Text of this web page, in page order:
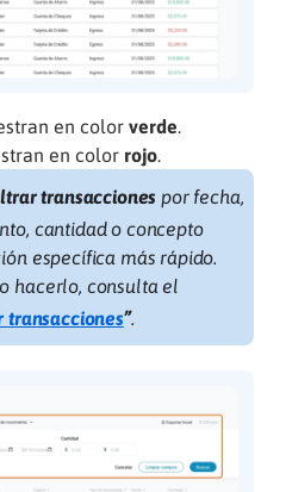
en color verde.
en color rojo.
transacciones por fecha,
cantidad o concepto
específica más rápido.
hacerlo, consulta el
transacciones”.